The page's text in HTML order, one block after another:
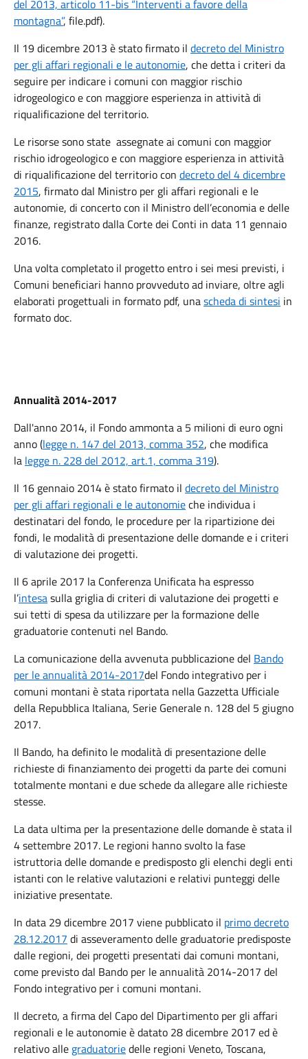
del 2013, articolo 11-bis “Interventi a favore della
montagna”, file.pdf).
Il 19 dicembre 2013 è stato firmato il decreto del Ministro
per gli affari regionali e le autonomie, che detta i criteri da
seguire per indicare i comuni con maggior rischio
idrogeologico e con maggiore esperienza in attività di
riqualificazione del territorio.
Le risorse sono state assegnate ai comuni con maggior
rischio idrogeologico e con maggiore esperienza in attività
di riqualificazione del territorio con decreto del 4 dicembre
2015, firmato dal Ministro per gli affari regionali e le
autonomie, di concerto con il Ministro dell’economia e delle
finanze, registrato dalla Corte dei Conti in data 11 gennaio
2016.
Una volta completato il progetto entro i sei mesi previsti, i
Comuni beneficiari hanno provveduto ad inviare, oltre agli
elaborati progettuali in formato pdf, unascheda di sintesi in
formato doc.
Annualità 2014-2017
Dall'anno 2014, il Fondo ammonta a 5 milioni di euro ogni
anno (legge n. 147 del 2013, comma 352, che modifica
la legge n. 228 del 2012, art.1, comma 319).
Il 16 gennaio 2014 è stato firmato il decreto del Ministro
per gli affari regionali e le autonomieche individua i
destinatari del fondo, le procedure per la ripartizione dei
fondi, le modalità di presentazione delle domande e i criteri
di valutazione dei progetti.
Il 6 aprile 2017 la Conferenza Unificata ha espresso
l’intesasulla griglia di criteri di valutazione dei progetti e
sui tetti di spesa da utilizzare per la formazione delle
graduatorie contenuti nel Bando.
La comunicazione della avvenuta pubblicazione del Bando
per le annualità 2014-2017del Fondo integrativo per i
comuni montani è stata riportata nella Gazzetta Ufficiale
della Repubblica Italiana, Serie Generale n. 128 del 5 giugno
2017.
Il Bando, ha definito le modalità di presentazione delle
richieste di finanziamento dei progetti da parte dei comuni
totalmente montani e due schede da allegare alle richieste
stesse.
La data ultima per la presentazione delle domande è stata il
4 settembre 2017. Le regioni hanno svolto la fase
istruttoria delle domande e predisposto gli elenchi degli enti
istanti con le relative valutazioni e relativi punteggi delle
iniziative presentate.
In data 29 dicembre 2017 viene pubblicato il primo decreto
28.12.2017 di asseveramento delle graduatorie predisposte
dalle regioni, dei progetti presentati dai comuni montani,
come previsto dal Bando per le annualità 2014-2017 del
Fondo integrativo per i comuni montani.
Il decreto, a firma del Capo del Dipartimento per gli affari
regionali e le autonomie è datato 28 dicembre 2017 ed è
relativo alle graduatoriedelle regioni Veneto, Toscana,